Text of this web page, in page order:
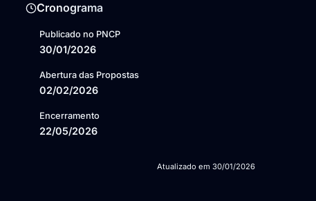
Cronograma
Publicado no PNCP
30/01/2026
Abertura das Propostas
02/02/2026
Encerramento
22/05/2026
Atualizado em 30/01/2026